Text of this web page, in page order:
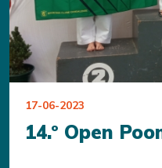
17-06-2023
14.º Open